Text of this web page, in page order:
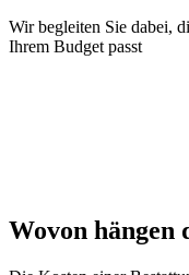
Wir begleiten Sie dabei,
Ihrem Budget passt
Wovon hängen